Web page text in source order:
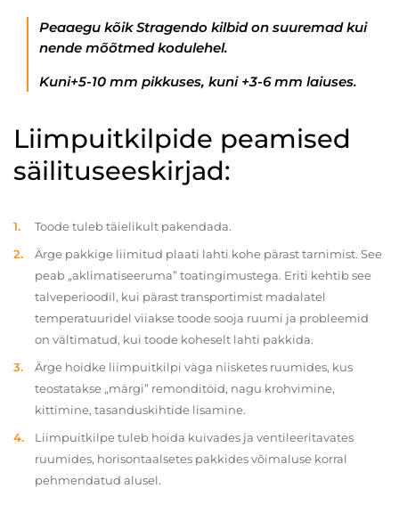
Peaaegu kõik Stragendo kilbid on suuremad kui
nende mõõtmed kodulehel.
Kuni+5-10 mm pikkuses, kuni +3-6 mm laiuses.
Liimpuitkilpide peamised
säilituseeskirjad:
Toode tuleb täielikult pakendada.
Ärge pakkige liimitud plaati lahti kohe pärast tarnimist. See
peab „aklimatiseeruma” toatingimustega. Eriti kehtib see
talveperioodil, kui pärast transportimist madalatel
temperatuuridel viiakse toode sooja ruumi ja probleemid
on vältimatud, kui toode koheselt lahti pakkida.
Ärge hoidke liimpuitkilpi väga niisketes ruumides, kus
teostatakse „märgi” remonditöid, nagu krohvimine,
kittimine, tasanduskihtide lisamine.
Liimpuitkilpe tuleb hoida kuivades ja ventileeritavates
ruumides, horisontaalsetes pakkides võimaluse korral
pehmendatud alusel.